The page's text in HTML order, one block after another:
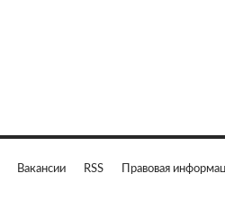
Вакансии RSS Правовая